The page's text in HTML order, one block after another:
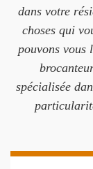
dans votre
choses qui
pouvons vous
spécialisée